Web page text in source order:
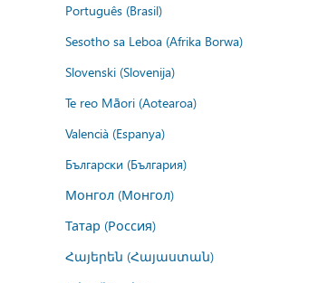
Português (Brasil)
Sesotho sa Leboa (Afrika Borwa)
Slovenski (Slovenija)
Te reo Māori (Aotearoa)
Valencià (Espanya)
Български (България)
Монгол (Монгол)
Татар (Россия)
Հայերեն (Հայաստան)